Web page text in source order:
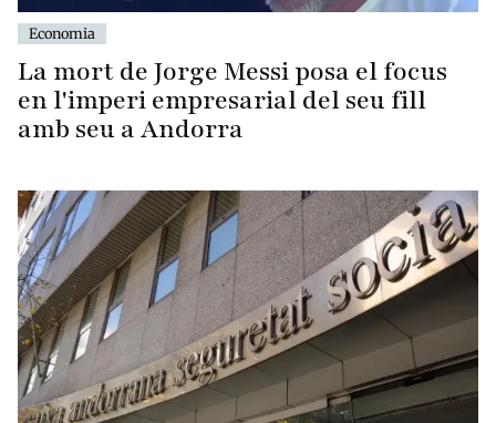
Economia
La mort de Jorge Messi posa el focus
en l'imperi empresarial del seu fill
amb seu a Andorra